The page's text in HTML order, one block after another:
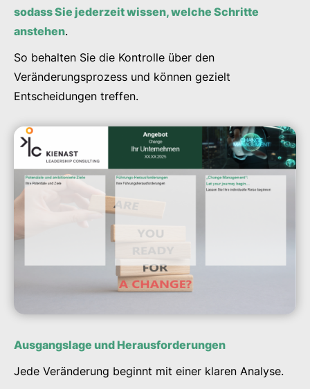
sodass Sie jederzeit wissen, welche Schritte
anstehen.
So behalten Sie die Kontrolle über den
Veränderungsprozess und können gezielt
Entscheidungen treffen.
Ausgangslage und Herausforderungen
Jede Veränderung beginnt mit einer klaren Analyse.